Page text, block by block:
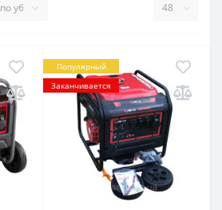
Популярный
Заканчивается